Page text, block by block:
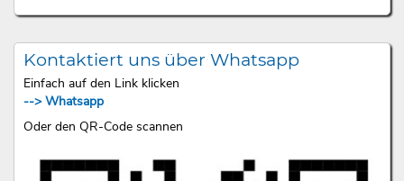
Kontaktiert uns über Whatsapp
Einfach auf den Link klicken
--> Whatsapp
Oder den QR-Code scannen